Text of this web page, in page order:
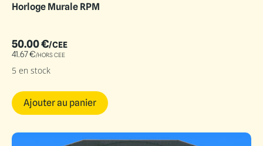
Horloge Murale RPM
50.00€/CEE
41.67€/HORS CEE
5 en stock
Ajouter au panier